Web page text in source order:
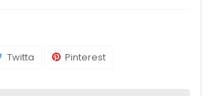
Twitta Pinterest